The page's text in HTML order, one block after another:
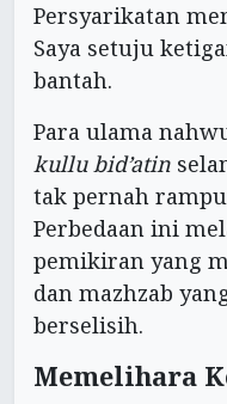
Persyarikatan
Saya setuju
bantah.
Para ulama
kullu bid’atin
tak pernah
Perbedaan ini
pemikiran yang
dan mazhzab
berselisih.
Memelihara